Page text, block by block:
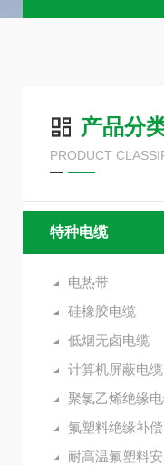
产品分
PRODUCT
特种电缆
电热带
硅橡胶电缆
低烟无卤电缆
计算机屏蔽电缆
聚氯乙烯绝缘
氟塑料绝缘补
耐高温氟塑料